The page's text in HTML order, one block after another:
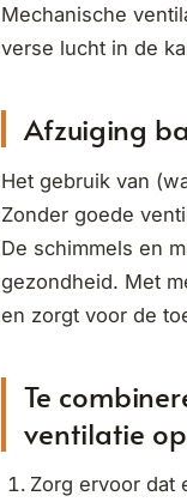
Mechanische
verse lucht in de
Afzuiging
Het gebruik van
Zonder goede
De schimmels en
gezondheid. Met
en zorgt voor de
Te
ventilatie
Zorg ervoor dat